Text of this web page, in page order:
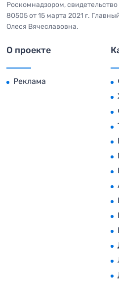
Роскомнадзором,
80505 от 15 марта 2021 г.
Олеся Вячеславовна.
О проекте
Реклама